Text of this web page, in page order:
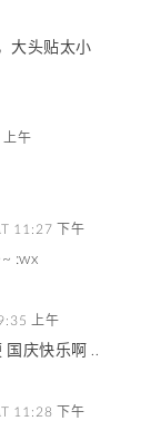
大头贴太小
午
11:27 下午
:wx
上午
庆快乐啊 ..
11:28 下午